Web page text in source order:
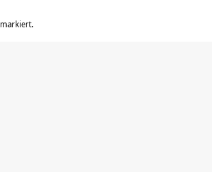
markiert.